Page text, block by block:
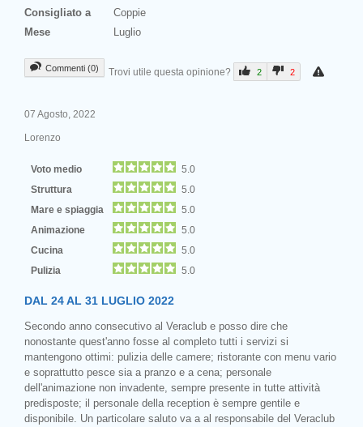
Consigliato a
Coppie
Mese
Luglio
Commenti (0) Trovi utile questa opinione? 2 2
07 Agosto, 2022
Lorenzo
Voto medio
5.0
Struttura
5.0
Mare e spiaggia
5.0
Animazione
5.0
Cucina
5.0
Pulizia
5.0
DAL 24 AL 31 LUGLIO 2022
Secondo anno consecutivo al Veraclub e posso dire che
nonostante quest'anno fosse al completo tutti i servizi si
mantengono ottimi: pulizia delle camere; ristorante con menu vario
e soprattutto pesce sia a pranzo e a cena; personale
dell'animazione non invadente, sempre presente in tutte attività
predisposte; il personale della reception è sempre gentile e
disponibile. Un particolare saluto va a al responsabile del Veraclub